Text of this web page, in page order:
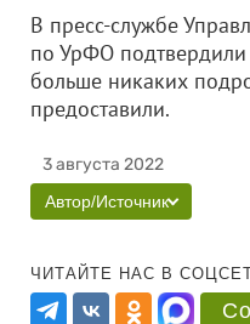
В пресс-службе
по УрФО
больше никаких
предоставили.
3 августа 2022
Автор/Источник
ЧИТАЙТЕ НАС В